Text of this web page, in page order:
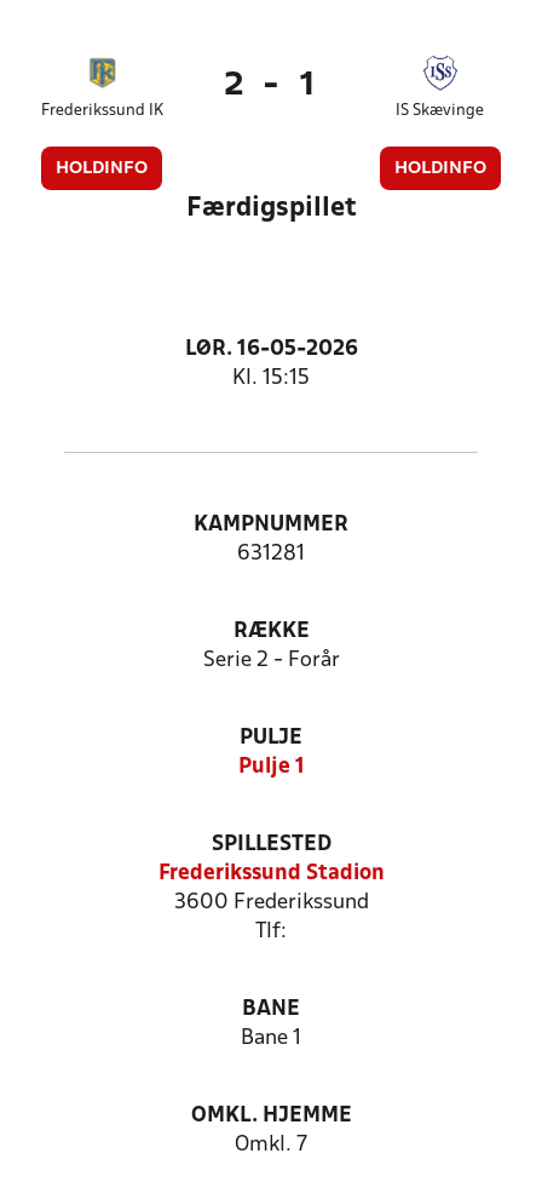
Frederikssund IK
HOLDINFO
2 - 1
IS Skævinge
HOLDINFO
Færdigspillet
LØR. 16-05-2026
Kl. 15:15
KAMPNUMMER
631281
RÆKKE
Serie 2 - Forår
PULJE
Pulje 1
SPILLESTED
Frederikssund Stadion
3600 Frederikssund
Tlf:
BANE
Bane 1
OMKL. HJEMME
Omkl. 7